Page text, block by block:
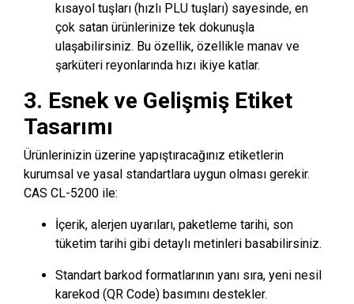
kısayol tuşları (hızlı PLU tuşları) sayesinde, en
çok satan ürünlerinize tek dokunuşla
ulaşabilirsiniz. Bu özellik, özellikle manav ve
şarküteri reyonlarında hızı ikiye katlar.
3. Esnek ve Gelişmiş Etiket
Tasarımı
Ürünlerinizin üzerine yapıştıracağınız etiketlerin
kurumsal ve yasal standartlara uygun olması gerekir.
CAS CL-5200 ile:
İçerik, alerjen uyarıları, paketleme tarihi, son
tüketim tarihi gibi detaylı metinleri basabilirsiniz.
Standart barkod formatlarının yanı sıra, yeni nesil
karekod (QR Code) basımını destekler.